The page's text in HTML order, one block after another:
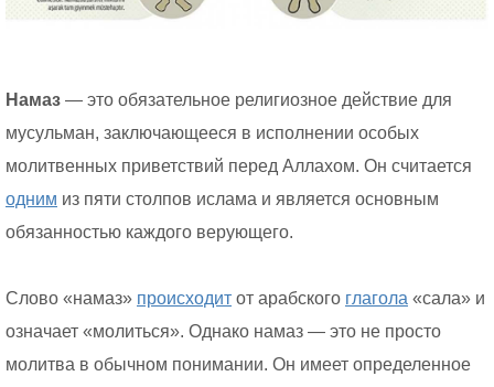
Намаз — это обязательное религиозное действие для
мусульман, заключающееся в исполнении особых
молитвенных приветствий перед Аллахом. Он считается
одним из пяти столпов ислама и является основным
обязанностью каждого верующего.
Слово «намаз» происходит от арабского глагола «сала» и
означает «молиться». Однако намаз — это не просто
молитва в обычном понимании. Он имеет определенное